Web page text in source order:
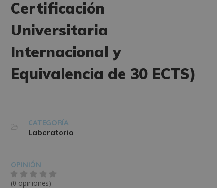
Certificación
Universitaria
Internacional y
Equivalencia de 30 ECTS)
CATEGORÍA
Laboratorio
OPINIÓN
(0 opiniones)